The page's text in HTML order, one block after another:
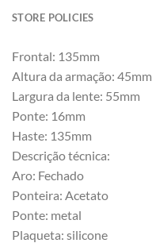
STORE POLICIES
Frontal: 135mm
Altura da armação: 45mm
Largura da lente: 55mm
Ponte: 16mm
Haste: 135mm
Descrição técnica:
Aro: Fechado
Ponteira: Acetato
Ponte: metal
Plaqueta: silicone